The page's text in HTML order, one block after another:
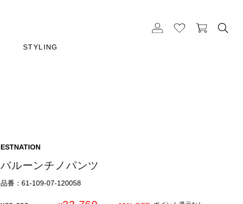
STYLING
ESTNATION
バルーンチノパンツ
品番：61-109-07-120058